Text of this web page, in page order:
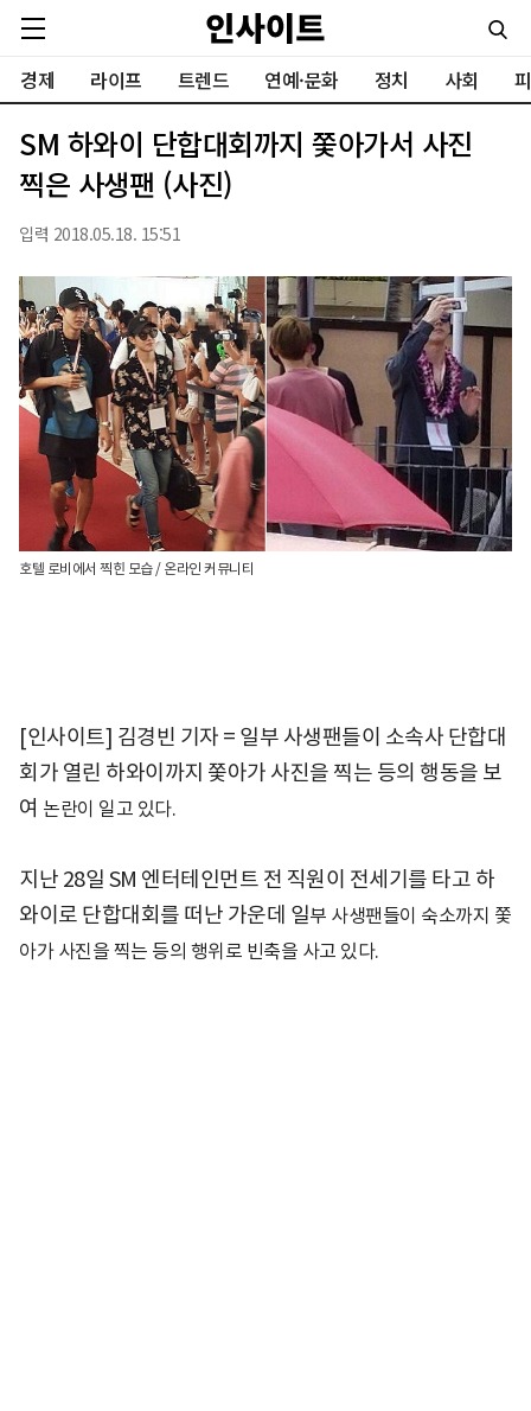
경제 라이프 트렌드 연예·문화 정치 사회
SM 하와이 단합대회까지 쫓아가서 사진
찍은 사생팬 (사진)
입력 2018.05.18. 15:51
호텔 로비에서 찍힌 모습 / 온라인 커뮤니티
[인사이트] 김경빈 기자 = 일부 사생팬들이 소속사 단합대
회가 열린 하와이까지 쫓아가 사진을 찍는 등의 행동을 보
여 논란이 일고 있다.
지난 28일 SM 엔터테인먼트 전 직원이 전세기를 타고 하
와이로 단합대회를 떠난 가운데 일부 사생팬들이 숙소까지 쫓
아가 사진을 찍는 등의 행위로 빈축을 사고 있다.